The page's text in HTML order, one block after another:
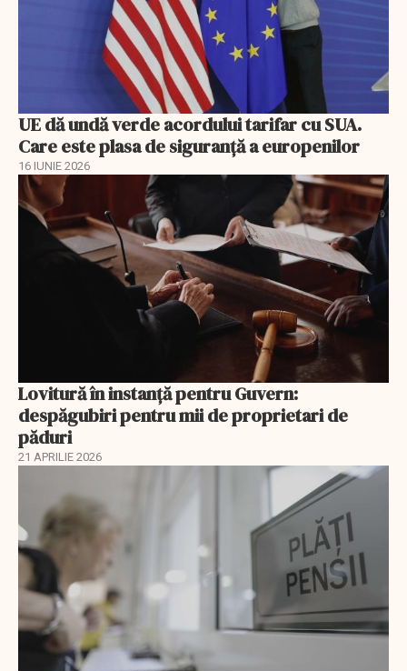
UE dă undă verde acordului tarifar cu SUA.
Care este plasa de siguranță a europenilor
16 IUNIE 2026
Lovitură în instanță pentru Guvern:
despăgubiri pentru mii de proprietari de
păduri
21 APRILIE 2026